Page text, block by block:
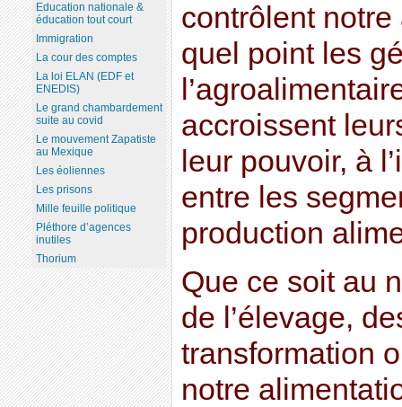
contrôlent
quel point les
accroissent
leur pouvoir, à
entre les
production
Que ce soit au
de l’élevage,
transformation
notre
Education nationale &
éducation tout court
Immigration
La cour des comptes
La loi ELAN (EDF et
ENEDIS)
Le grand chambardement
suite au covid
Le mouvement Zapatiste
au Mexique
Les éoliennes
Les prisons
Mille feuille politique
Pléthore d’agences
inutiles
Thorium